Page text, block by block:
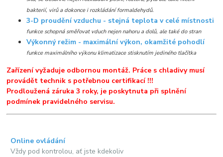
bakterií, virů a dokonce i rozkládání formaldehydů.
3-D proudění vzduchu - stejná teplota v celé místnosti
funkce schopná směřovat vduch nejen nahoru a dolů, ale také do stran
Výkonný režim - maximální výkon, okamžité pohodlí
funkce maximálního výkonu klimatizace stisknutím jediného tlačítka
Zařízení vyžaduje odbornou montáž. Práce s chladivy musí
provádět technik s potřebnou certifikací !!!
Prodloužená záruka 3 roky, je poskytnuta při splnění
podmínek pravidelného servisu.
Online ovládání
Vždy pod kontrolou, ať jste kdekoliv